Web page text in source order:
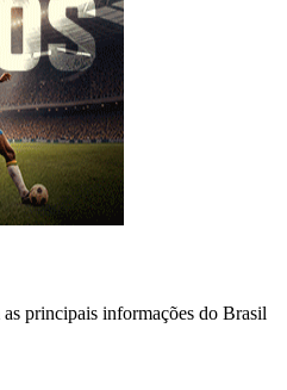
principais informações do Brasil